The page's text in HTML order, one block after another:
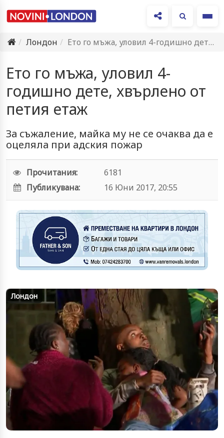
Лондон
Ето го мъжа, уловил 4-годишно дете, хвърлено от петия етаж
Ето го мъжа, уловил 4-
годишно дете, хвърлено от
петия етаж
За съжаление, майка му не се очаква да е
оцеляла при адския пожар
Прочитания:
6181
Публикувана:
16 Юни 2017, 20:55
Лондон